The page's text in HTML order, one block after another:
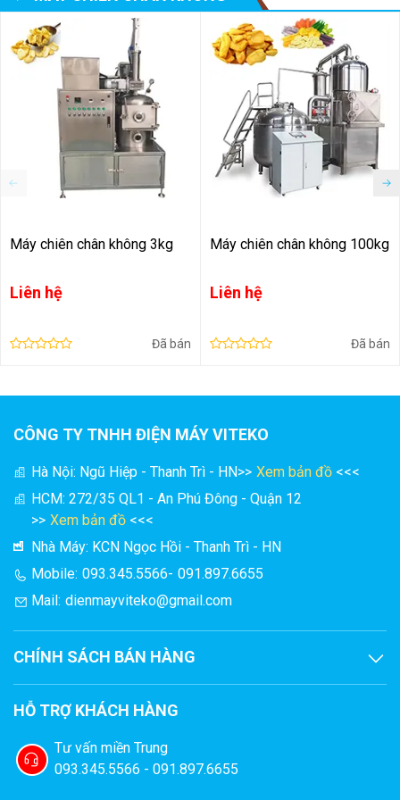
để tránh bị mất chất dinh dưỡng, giúp kéo dài thời hạn sử
dụng sản phẩm.
chuẩn trong việc đảm bảo an toàn thực phẩm. Loại thép cao
cấp này còn giúp máy dễ dàng vệ sinh, đặc biệt là những
váng dầu đóng lại khi sử dụng máy để lại trên máy.
Máy chiên chân không 3kg
Liên hệ
Đã bán
Máy chiên chân không 100kg
Liên hệ
Đã bán
CÔNG TY TNHH ĐIỆN MÁY VITEKO
Hà Nội: Ngũ Hiệp - Thanh Trì - HN>> Xem bản đồ <<<
HCM: 272/35 QL1 - An Phú Đông - Quận 12
>> Xem bản đồ <<<
Nhà Máy: KCN Ngọc Hồi - Thanh Trì - HN
Mobile: 093.345.5566- 091.897.6655
Mail: dienmayviteko@gmail.com
CHÍNH SÁCH BÁN HÀNG
HỖ TRỢ KHÁCH HÀNG
Tư vấn miền Trung
093.345.5566 - 091.897.6655